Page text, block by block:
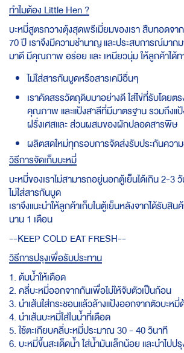
ทำไมต้อง Little Hen ?
บะหมี่สูตรกวางตุ้งสุดพรีเมี่ยมของเรา สืบทอดจ
70 ปี เราจึงมีความชำนาญ และประสบการณ์มาก
มาดี มีคุณภาพ อร่อย และ เหนียวนุ่ม ให้ลูกค้าได้
ไม่ใส่สารกันบูดหรือสารเคมีอื่นๆ
เราคัดสรรวัตถุดิบมาอย่างดี ใส่ไข่ที่รับโดยต
คุณภาพ และแป้งสาลีที่มีมาตรฐาน รวมถึงแป้
ฝรั่งเศสและ ส่วนผสมของผักปลอดสารพิษ
ผลิตสดใหม่ทุกรอบการจัดส่งรับประกันควา
วิธีการจัดเก็บบะหมี่
บะหมี่ของเราไม่สามารถอยู่นอกตู้เย็นได้เกิน 2-3
ไม่ใส่สารกันบูด
เราจึงแนะนำให้ลูกค้าเก็บในตู้เย็นหลังจากได้รับสิ
นาน 1 เดือน
--KEEP COLD EAT FRESH--
วิธีการปรุงเพื่อรับประทาน
1. ต้มน้ำให้เดือด
2. คลี่บะหมี่ออกจากกันเพื่อไม่ให้จับตัวเป็นก้อน
3. นำเส้นใส่กระชอนแล้วล้างแป้งออกจากตัวบะห
4. นำเส้นบะหมี่ใส่ในน้ำที่เดือด
5. ใช้ตะเกียบคลี่บะหมี่ประมาณ 30 - 40 วินาที
6. บะหมี่ขึ้นสะเด็ดน้ำ ใส่น้ำมันเล็กน้อย และนำไปป